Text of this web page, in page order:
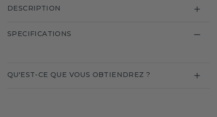
DESCRIPTION
SPECIFICATIONS
QU'EST-CE QUE VOUS OBTIENDREZ ?